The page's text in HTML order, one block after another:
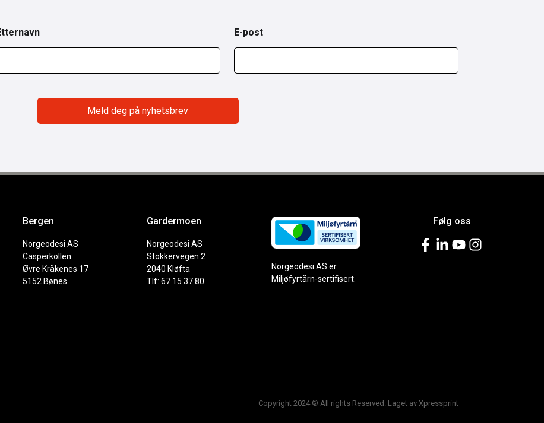
E-post
Bergen
Norgeodesi AS
Casperkollen
Øvre Kråkenes 17
5152 Bønes
Gardermoen
Norgeodesi AS
Stokkervegen 2
2040 Kløfta
Tlf: 67 15 37 80
Norgeodesi AS er
Miljøfyrtårn-sertifisert.
Følg oss
Copyright 2024 © All rights Reserved. Laget av Xpressprint